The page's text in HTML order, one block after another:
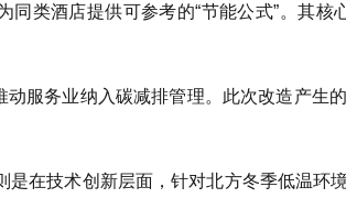
类酒店提供可参考的“节能公式”。其
服务业纳入碳减排管理。此次改造产生
是在技术创新层面，针对北方冬季低温